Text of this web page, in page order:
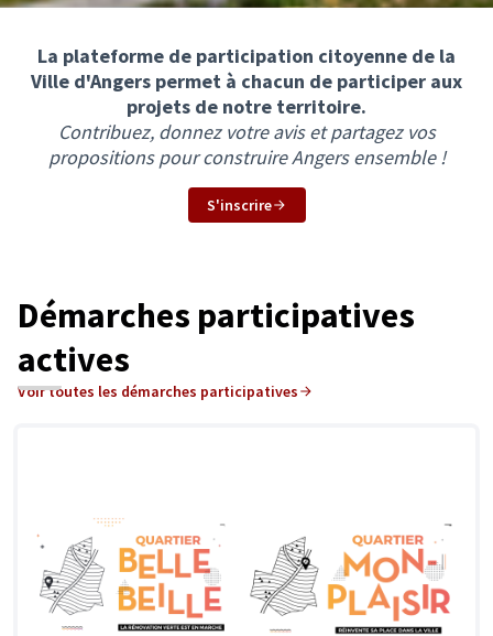
La plateforme de participation citoyenne de la
Ville d'Angers permet à chacun de participer aux
projets de notre territoire.
Contribuez, donnez votre avis et partagez vos
propositions pour construire Angers ensemble !
S'inscrire
Démarches participatives
actives
Voir toutes les démarches participatives